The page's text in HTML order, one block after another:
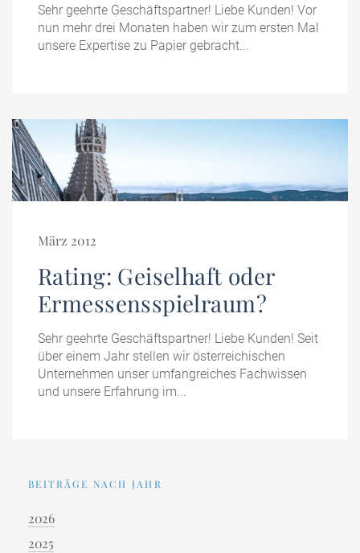
Sehr geehrte Geschäftspartner! Liebe Kunden! Vor
nun mehr drei Monaten haben wir zum ersten Mal
unsere Expertise zu Papier gebracht...
März 2012
Rating: Geiselhaft oder
Ermessensspielraum?
Sehr geehrte Geschäftspartner! Liebe Kunden! Seit
über einem Jahr stellen wir österreichischen
Unternehmen unser umfangreiches Fachwissen
und unsere Erfahrung im...
BEITRÄGE NACH JAHR
2026
2025